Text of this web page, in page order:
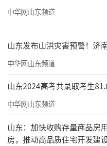
中华网山东频道
山东发布山洪灾害预警！济
中华网山东频道
山东2024高考共录取考生
中华网山东频道
山东：加快收购存量商品房
房，推动高品质住宅开发建